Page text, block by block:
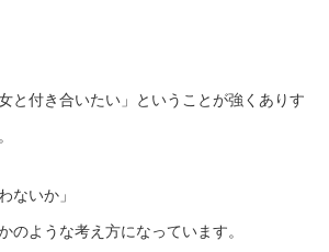
と付き合いたい」ということが強くありす
ないか」
のような考え方になっています。